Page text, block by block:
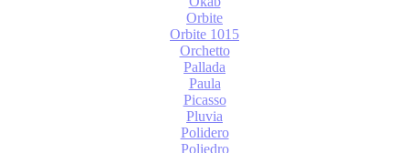
Orbite
Orbite 1015
Orchetto
Pallada
Paula
Picasso
Pluvia
Polidero
Poliedro